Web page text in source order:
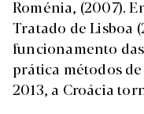
Roménia, (2007).
Tratado de Lisboa
funcionamento
prática métodos
2013, a Croácia